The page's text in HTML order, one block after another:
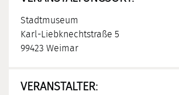
Stadtmuseum
Karl-Liebknechtstraße 5
99423 Weimar
VERANSTALTER: